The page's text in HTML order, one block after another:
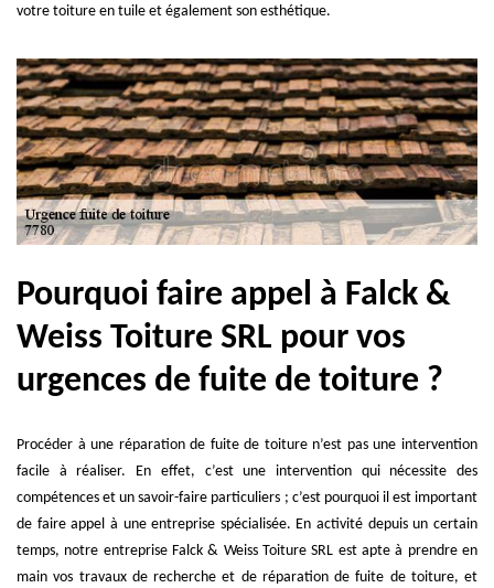
votre toiture en tuile et également son esthétique.
Pourquoi faire appel à Falck &
Weiss Toiture SRL pour vos
urgences de fuite de toiture ?
Procéder à une réparation de fuite de toiture n’est pas une intervention
facile à réaliser. En effet, c’est une intervention qui nécessite des
compétences et un savoir-faire particuliers ; c’est pourquoi il est important
de faire appel à une entreprise spécialisée. En activité depuis un certain
temps, notre entreprise Falck & Weiss Toiture SRL est apte à prendre en
main vos travaux de recherche et de réparation de fuite de toiture, et